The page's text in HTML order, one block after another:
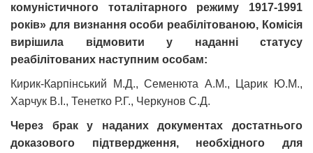
комуністичного тоталітарного режиму 1917-1991
років» для визнання особи реабілітованою, Комісія
вирішила відмовити у наданні статусу
реабілітованих наступним особам:
Кирик-Карпінський М.Д., Семенюта А.М., Царик Ю.М.,
Харчук В.І., Тенетко Р.Г., Черкунов С.Д.
Через брак у наданих документах достатнього
доказового підтвердження, необхідного для